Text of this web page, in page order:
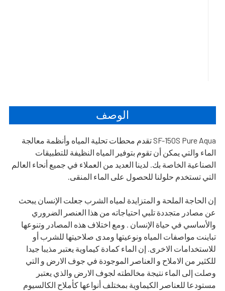
الوصف
SF-150S Pure Aqua تقدم محطات تحلية المياه وأنظمة معالجة
الماء والتي يمكن أن تقوم بتوفير المياه النظيفة للتطبيقات
الصناعية الخاصة بك. لدينا العديد من العملاء في جميع أنحاء العالم
التي تستخدم حلولنا للحصول على الماء المنقى.
إن الحاجة الملحة و المتزايدة لمياه الشرب جعلت الإنسان يبحث
عن مصادر متجددة تلبي احتياجاته من هذا العنصر الضروري
والأساسي في حياة الإنسان . ومع اختلاف هذه المصادر وتنوعها
تباينت مواصفات المياه ونوعيتها ومدى صلاحيتها للشرب أو
للاستخدامات الاخرى. إن الماء كمادة كيماوية يعتبر مذيبا جيدا
للكثير من الاملاح و العناصر الموجودة في جوف الارض و التي
وصلت إلى الماء نتيجة مخالطته لجوف الارض والذي يعتبر
مستودعا للعناصر الكيماوية بمختلف أنواعها كأملاح الكالسيوم